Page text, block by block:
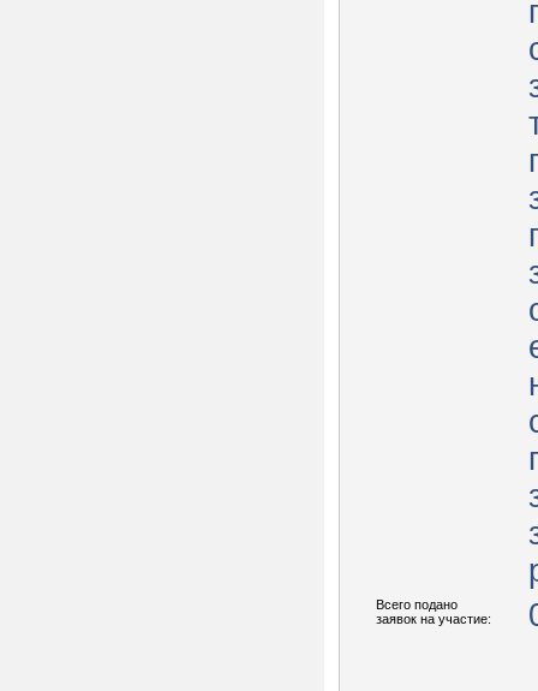
Всего подано
заявок на участие: